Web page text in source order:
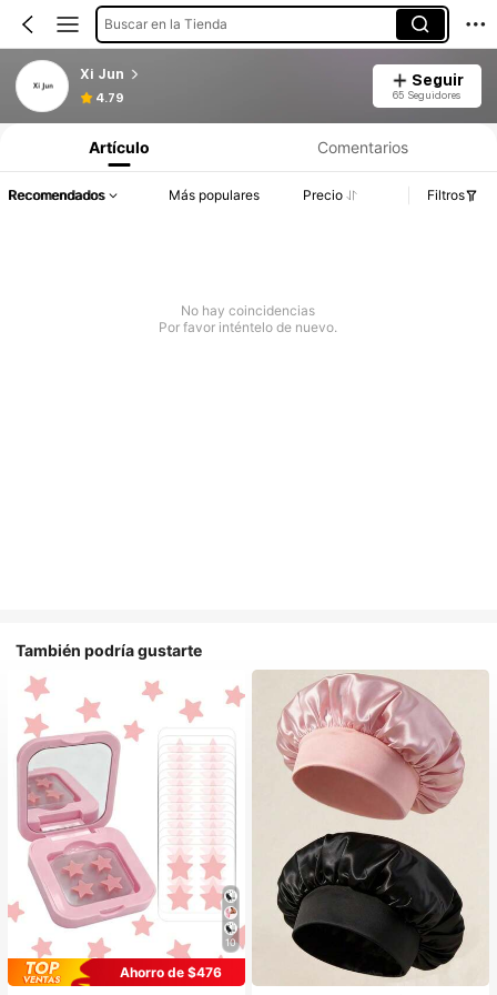
Buscar en la Tienda
Xi Jun
4.79
Seguir
65 Seguidores
Artículo Comentarios
Recomendados Más populares Precio Filtros
No hay coincidencias
Por favor inténtelo de nuevo.
También podría gustarte
10
Ahorro de $476